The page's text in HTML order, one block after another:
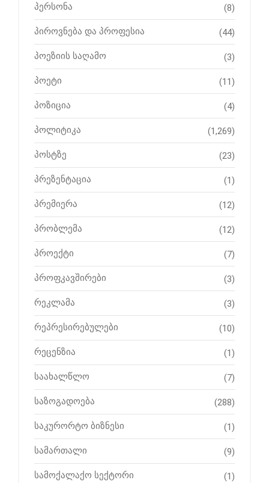
პერსონა (8)
პიროვნება და პროფესია (44)
პოეზიის საღამო (3)
პოეტი (11)
პოზიცია (4)
პოლიტიკა (1,269)
პოსტზე (23)
პრეზენტაცია (1)
პრემიერა (12)
პრობლემა (12)
პროექტი (7)
პროფკავშირები (3)
რეკლამა (3)
რეპრესირებულები (10)
რეცენზია (1)
საახალწლო (7)
საზოგადოება (288)
საკურორტო ბიზნესი (1)
სამართალი (9)
სამოქალაქო სექტორი (1)